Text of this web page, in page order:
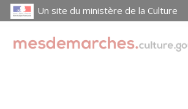
Un site du ministère de la Culture